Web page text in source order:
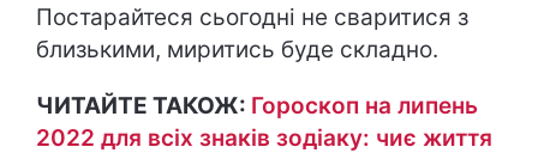
Постарайтеся сьогодні не сваритися з
близькими, миритись буде складно.
ЧИТАЙТЕ ТАКОЖ: Гороскоп на липень
2022 для всіх знаків зодіаку: чиє життя